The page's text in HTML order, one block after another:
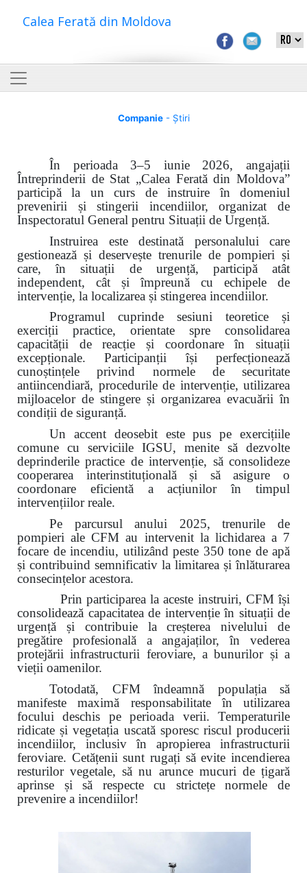
Calea Ferată din Moldova
Companie- Știri
În perioada 3–5 iunie 2026, angajații
Întreprinderii de Stat „Calea Ferată din Moldova”
participă la un curs de instruire în domeniul
prevenirii și stingerii incendiilor, organizat de
Inspectoratul General pentru Situații de Urgență.
Instruirea este destinată personalului care
gestionează și deservește trenurile de pompieri și
care, în situații de urgență, participă atât
independent, cât și împreună cu echipele de
intervenție, la localizarea și stingerea incendiilor.
Programul cuprinde sesiuni teoretice și
exerciții practice, orientate spre consolidarea
capacității de reacție și coordonare în situații
excepționale. Participanții își perfecționează
cunoștințele privind normele de securitate
antiincendiară, procedurile de intervenție, utilizarea
mijloacelor de stingere și organizarea evacuării în
condiții de siguranță.
Un accent deosebit este pus pe exercițiile
comune cu serviciile IGSU, menite să dezvolte
deprinderile practice de intervenție, să consolideze
cooperarea interinstituțională și să asigure o
coordonare eficientă a acțiunilor în timpul
intervențiilor reale.
Pe parcursul anului 2025, trenurile de
pompieri ale CFM au intervenit la lichidarea a 7
focare de incendiu, utilizând peste 350 tone de apă
și contribuind semnificativ la limitarea și înlăturarea
consecințelor acestora.
Prin participarea la aceste instruiri, CFM își
consolidează capacitatea de intervenție în situații de
urgență și contribuie la creșterea nivelului de
pregătire profesională a angajaților, în vederea
protejării infrastructurii feroviare, a bunurilor și a
vieții oamenilor.
Totodată, CFM îndeamnă populația să
manifeste maximă responsabilitate în utilizarea
focului deschis pe perioada verii. Temperaturile
ridicate și vegetația uscată sporesc riscul producerii
incendiilor, inclusiv în apropierea infrastructurii
feroviare. Cetățenii sunt rugați să evite incendierea
resturilor vegetale, să nu arunce mucuri de țigară
aprinse și să respecte cu strictețe normele de
prevenire a incendiilor!